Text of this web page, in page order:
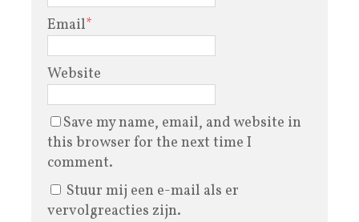
Email*
Website
Save my name, email, and website in
this browser for the next time I
comment.
Stuur mij een e-mail als er
vervolgreacties zijn.